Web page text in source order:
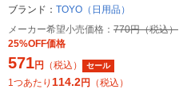
ブランド： TOYO（日用品）
メーカー希望小売価格： 770円（税込）
25%OFF価格
571円 （税込） セール
1つあたり 114.2円 （税込）